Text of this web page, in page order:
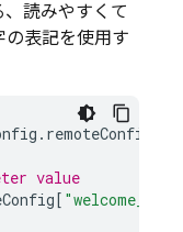
読みやすくて
表記を使用す
. remoteConfig
value
[